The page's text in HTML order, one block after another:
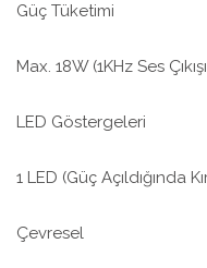
Güç Tüketimi
Max. 18W (1KHz Ses
LED Göstergeleri
1 LED (Güç Açıldığında
Çevresel